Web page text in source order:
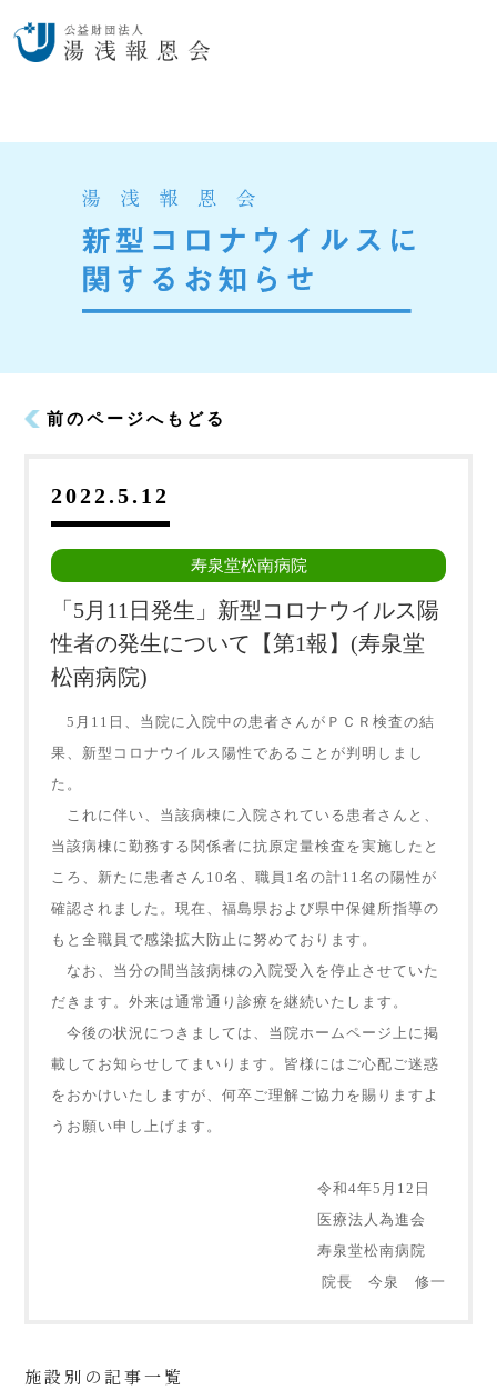
前のページへもどる
2022.5.12
寿泉堂松南病院
「5月11日発生」新型コロナウイルス陽
性者の発生について【第1報】(寿泉堂
松南病院)
5月11日、当院に入院中の患者さんがＰＣＲ検査の結
果、新型コロナウイルス陽性であることが判明しまし
た。
これに伴い、当該病棟に入院されている患者さんと、
当該病棟に勤務する関係者に抗原定量検査を実施したと
ころ、新たに患者さん10名、職員1名の計11名の陽性が
確認されました。現在、福島県および県中保健所指導の
もと全職員で感染拡大防止に努めております。
なお、当分の間当該病棟の入院受入を停止させていた
だきます。外来は通常通り診療を継続いたします。
今後の状況につきましては、当院ホームページ上に掲
載してお知らせしてまいります。皆様にはご心配ご迷惑
をおかけいたしますが、何卒ご理解ご協力を賜りますよ
うお願い申し上げます。
令和4年5月12日
医療法人為進会
寿泉堂松南病院
院長 今泉 修一
施設別の記事一覧